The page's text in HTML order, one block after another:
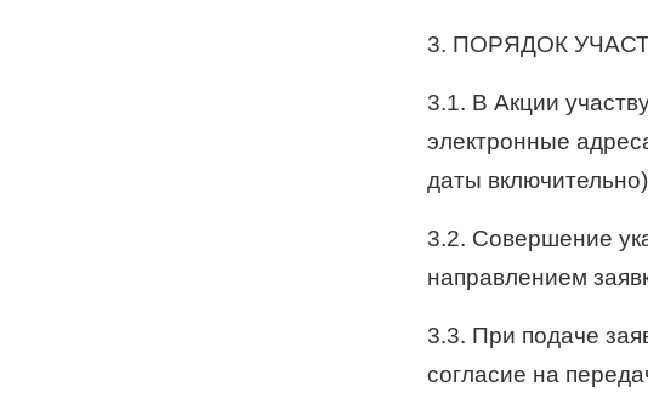
3. ПОРЯДОК
3.1. В Акции
электронные
даты
3.2. Совершение
направлением
3.3. При подаче
согласие на